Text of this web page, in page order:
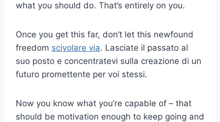
what you should do. That’s entirely on you.
Once you get this far, don’t let this newfound
freedom scivolare via. Lasciate il passato al
suo posto e concentratevi sulla creazione di un
futuro promettente per voi stessi.
Now you know what you’re capable of – that
should be motivation enough to keep going and